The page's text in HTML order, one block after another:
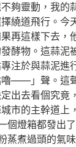
夠靈動，我的
繞道飛行。今
再這樣下去，
酵物。這蒜泥
注於與蒜泥進
——」聲。這
出去看個究竟
市的主幹道上
個燈箱都發出
煮過頭的氣